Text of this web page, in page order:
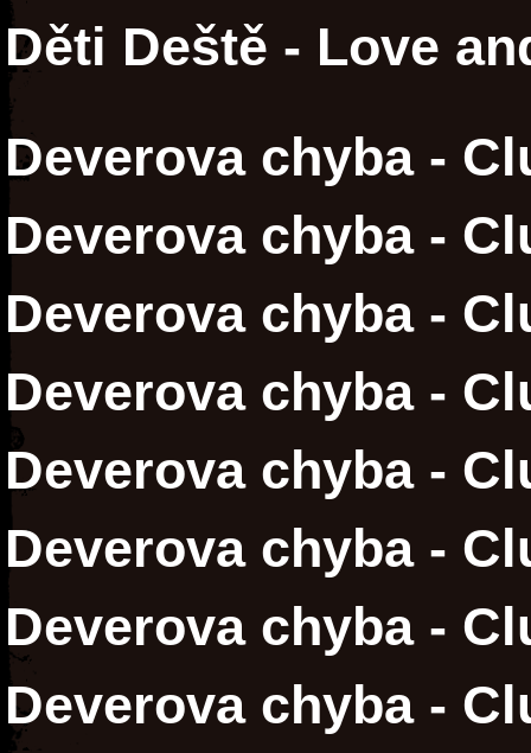
Děti Deště - Love
Deverova chyba -
Deverova chyba -
Deverova chyba -
Deverova chyba -
Deverova chyba -
Deverova chyba -
Deverova chyba -
Deverova chyba -